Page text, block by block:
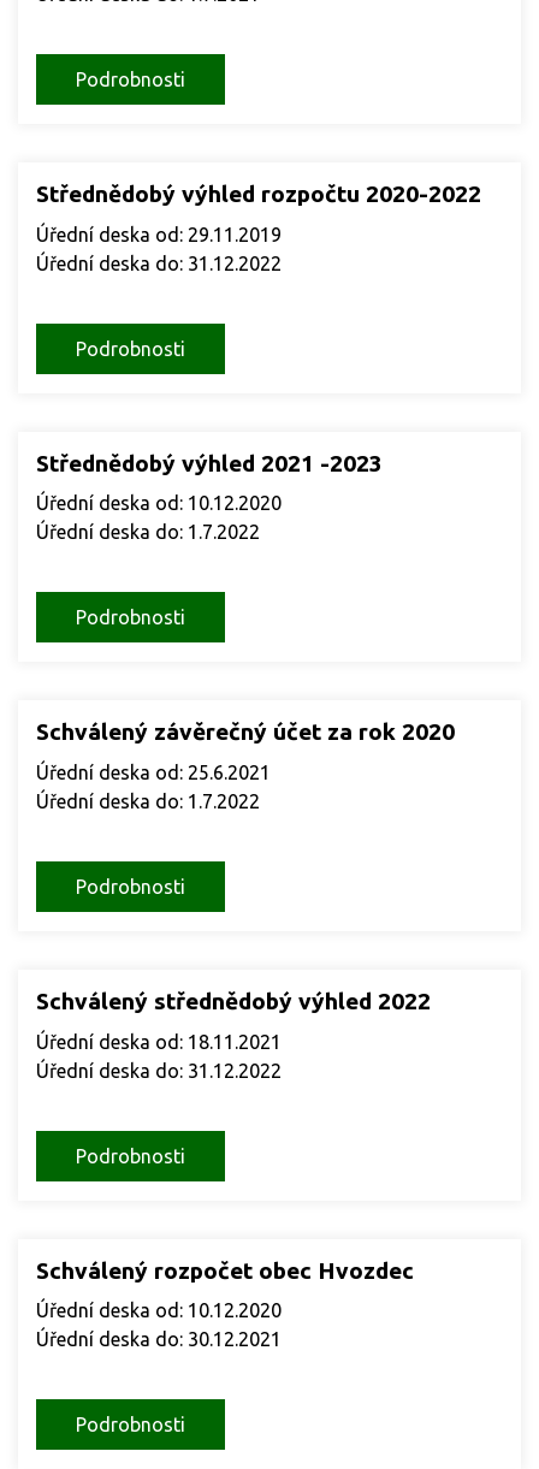
Podrobnosti
Střednědobý výhled rozpočtu 2020-2022
Úřední deska od: 29.11.2019
Úřední deska do: 31.12.2022
Podrobnosti
Střednědobý výhled 2021 -2023
Úřední deska od: 10.12.2020
Úřední deska do: 1.7.2022
Podrobnosti
Schválený závěrečný účet za rok 2020
Úřední deska od: 25.6.2021
Úřední deska do: 1.7.2022
Podrobnosti
Schválený střednědobý výhled 2022
Úřední deska od: 18.11.2021
Úřední deska do: 31.12.2022
Podrobnosti
Schválený rozpočet obec Hvozdec
Úřední deska od: 10.12.2020
Úřední deska do: 30.12.2021
Podrobnosti